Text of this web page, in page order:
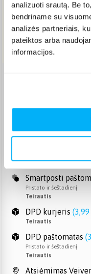
analizuoti srautą. Be
bendriname su
analizės partneriais,
pateiktos arba
informacijos.
8,51 €
Teirautis
Smartposti
Pristato ir šeštadienį
Teirautis
DPD kurjeris (
Teirautis
DPD paštomatas (
Pristato ir šeštadienį
Teirautis
Atsiėmimas